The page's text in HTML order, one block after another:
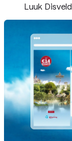
Luuk Disveld